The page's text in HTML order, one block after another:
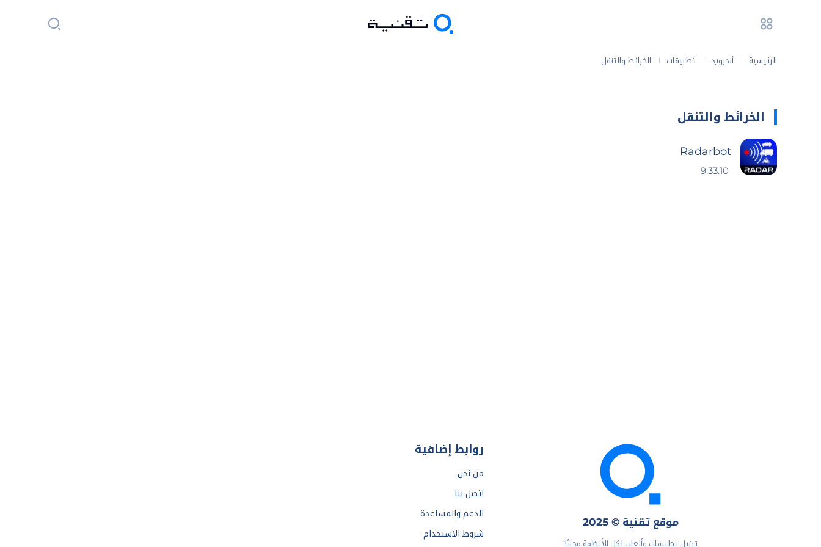
الرئيسية | أندرويد | تطبيقات | الخرائط والتنقل
الخرائط والتنقل
Radarbot
موقع تقنية © 2025
تنزيل تطبيقات وألعاب لكل الأنظمة مجانًا!
روابط إضافية
من نحن
اتصل بنا
الدعم والمساعدة
شروط الاستخدام